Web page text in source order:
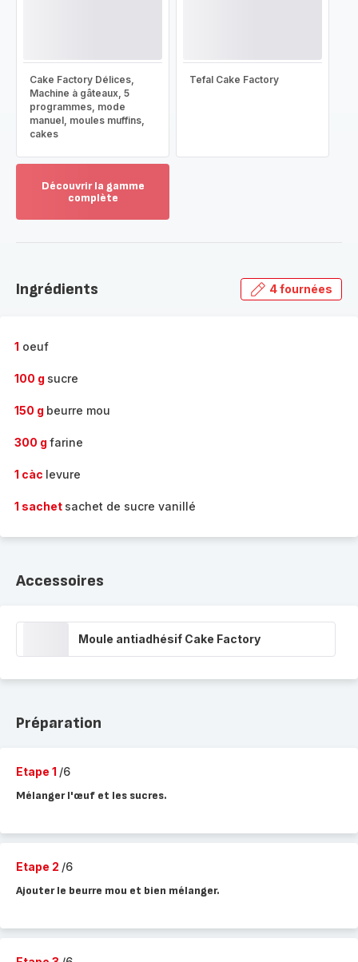
Cake Factory Délices,
Machine à gâteaux, 5
programmes, mode
manuel, moules muffins,
cakes
Tefal Cake Factory
Découvrir la gamme
complète
gamme
Ingrédients 4 fournées
1 oeuf
100 g sucre
150 g beurre mou
300 g farine
1 càc levure
1 sachet sachet de sucre vanillé
Accessoires
Moule antiadhésif Cake Factory
Préparation
Etape 1 /6
Mélanger l'œuf et les sucres.
Etape 2 /6
Ajouter le beurre mou et bien mélanger.